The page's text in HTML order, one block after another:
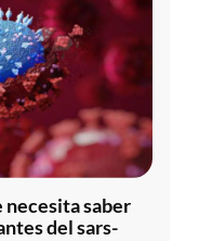
necesita saber
del sars-